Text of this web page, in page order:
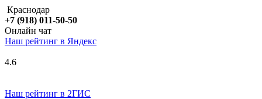
Краснодар
+7 (918) 011-50-50
Онлайн чат
Наш рейтинг в Яндекс
4.6
Наш рейтинг в 2ГИС